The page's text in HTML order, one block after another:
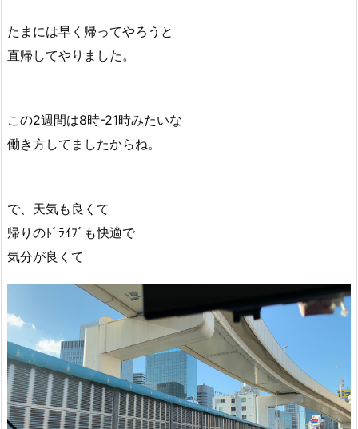
たまには早く帰ってやろうと
直帰してやりました。
この2週間は8時-21時みたいな
働き方してましたからね。
で、天気も良くて
帰りのﾄﾞﾗｲﾌﾞも快適で
気分が良くて